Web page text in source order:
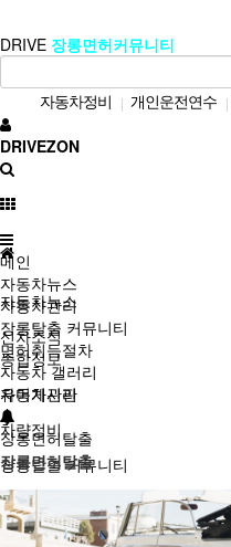
DRIVE 장롱면허커뮤니티
자동차정비 | 개인운전연수 |
DRIVEZON
자동차뉴스
신차소식
종합정보
자동차관리
차량정비
장롱탈출 커뮤니티
장롱면허탈출
면허취득절차
메인
자동차뉴스
자동차관리
장롱탈출 커뮤니티
면허취득절차
자동차 갤러리
유머게시판
장롱면허탈출
장롱면허탈출